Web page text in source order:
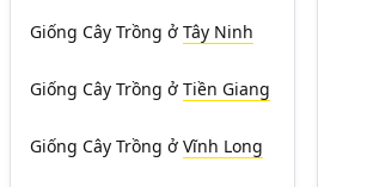
Giống Cây Trồng ở Tây Ninh
Giống Cây Trồng ở Tiền Giang
Giống Cây Trồng ở Vĩnh Long